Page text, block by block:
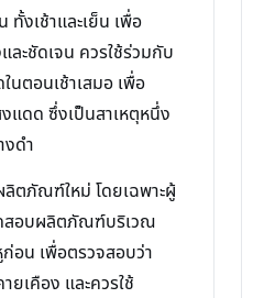
ทั้งเช้าและเย็น เพื่อ
ะชัดเจน ควรใช้ร่วมกับ
ตอนเช้าเสมอ เพื่อ
แดด ซึ่งเป็นสาเหตุหนึ่ง
ดำ
ลิตภัณฑ์ใหม่ โดยเฉพาะผู้
สอบผลิตภัณฑ์บริเวณ
อน เพื่อตรวจสอบว่า
ยเคือง และควรใช้